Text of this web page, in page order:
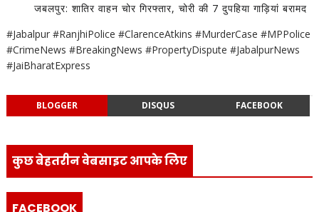
जबलपुर: शातिर वाहन चोर गिरफ्तार, चोरी की 7 दुपहिया गाड़ियां बरामद
#Jabalpur #RanjhiPolice #ClarenceAtkins #MurderCase #MPPolice
#CrimeNews #BreakingNews #PropertyDispute #JabalpurNews
#JaiBharatExpress
BLOGGER DISQUS FACEBOOK
कुछ बेहतरीन वेबसाइट आपके लिए
FACEBOOK